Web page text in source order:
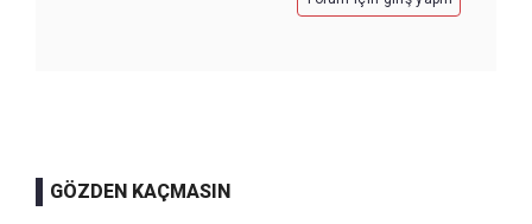
GÖZDEN KAÇMASIN